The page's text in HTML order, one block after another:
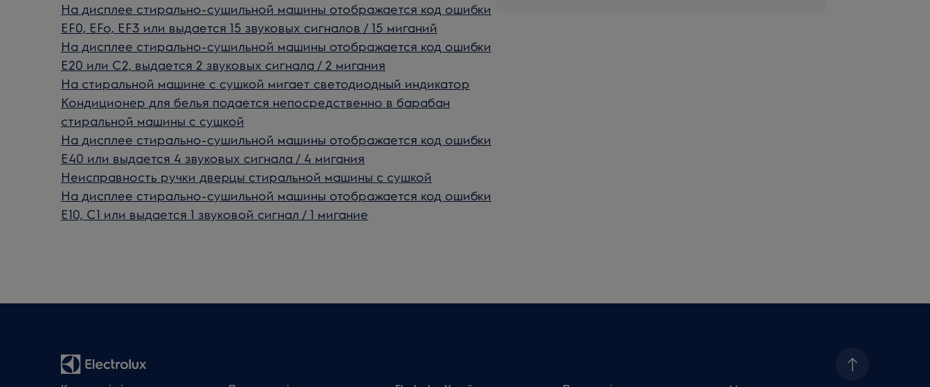
На дисплее стирально-сушильной машины отображается код ошибки
EF0, EFo, EF3 или выдается 15 звуковых сигналов / 15 миганий
На дисплее стирально-сушильной машины отображается код ошибки
E20 или C2, выдается 2 звуковых сигнала / 2 мигания
На стиральной машине с сушкой мигает светодиодный индикатор
Кондиционер для белья подается непосредственно в барабан
стиральной машины с сушкой
На дисплее стирально-сушильной машины отображается код ошибки
E40 или выдается 4 звуковых сигнала / 4 мигания
Неисправность ручки дверцы стиральной машины с сушкой
На дисплее стирально-сушильной машины отображается код ошибки
E10, C1 или выдается 1 звуковой сигнал / 1 мигание